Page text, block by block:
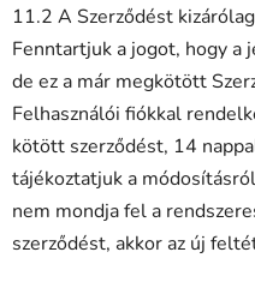
11.2 A Szerződést
Fenntartjuk a jogot, hogy
de ez a már megkötött
Felhasználói fiókkal
kötött szerződést, 14
tájékoztatjuk a
nem mondja fel a
szerződést, akkor az új